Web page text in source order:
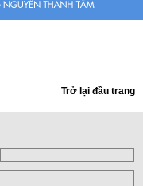
Trở lại đầu trang